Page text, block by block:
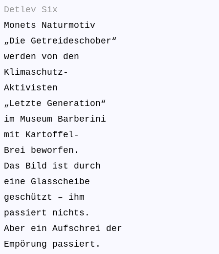
Detlev Six
Monets Naturmotiv
„Die Getreideschober“
werden von den
Klimaschutz-
Aktivisten
„Letzte Generation“
im Museum Barberini
mit Kartoffel-
Brei beworfen.
Das Bild ist durch
eine Glasscheibe
geschützt – ihm
passiert nichts.
Aber ein Aufschrei der
Empörung passiert.